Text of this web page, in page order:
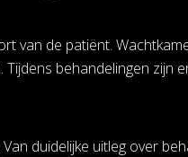
van de patiënt.
behandelingen zijn
duidelijke uitleg over